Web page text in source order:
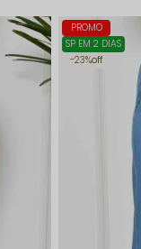
23%off
PROMO
SP EM 2 DIAS